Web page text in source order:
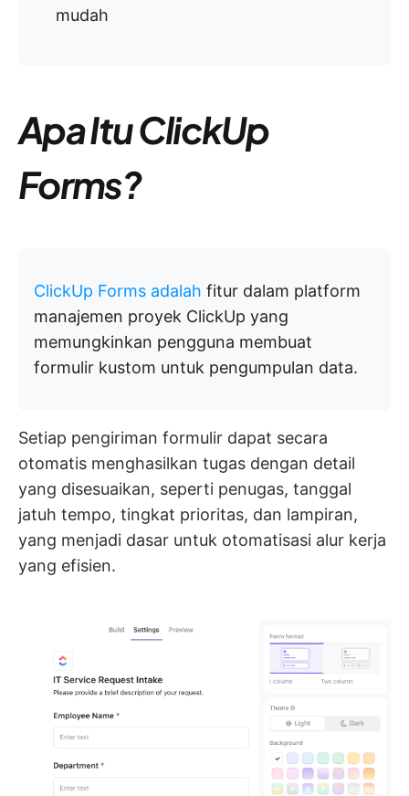
mudah
Apa Itu ClickUp
Forms?
ClickUp Forms adalah fitur dalam platform
manajemen proyek ClickUp yang
memungkinkan pengguna membuat
formulir kustom untuk pengumpulan data.
Setiap pengiriman formulir dapat secara
otomatis menghasilkan tugas dengan detail
yang disesuaikan, seperti penugas, tanggal
jatuh tempo, tingkat prioritas, dan lampiran,
yang menjadi dasar untuk otomatisasi alur kerja
yang efisien.